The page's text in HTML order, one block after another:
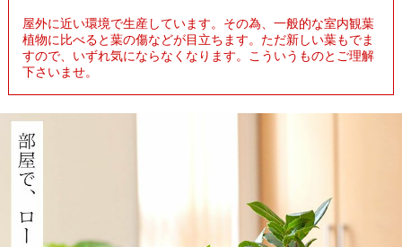
屋外に近い環境で生産しています。その為、一般的な室内観葉
植物に比べると葉の傷などが目立ちます。ただ新しい葉もでま
すので、いずれ気にならなくなります。こういうものとご理解
下さいませ。